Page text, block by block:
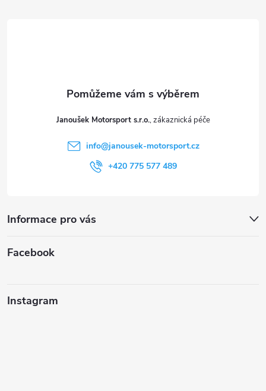
Janoušek Motorsport s.r.o.
info@janousek-motorsport.cz
+420 775 577 489
Informace pro vás
Facebook
Instagram